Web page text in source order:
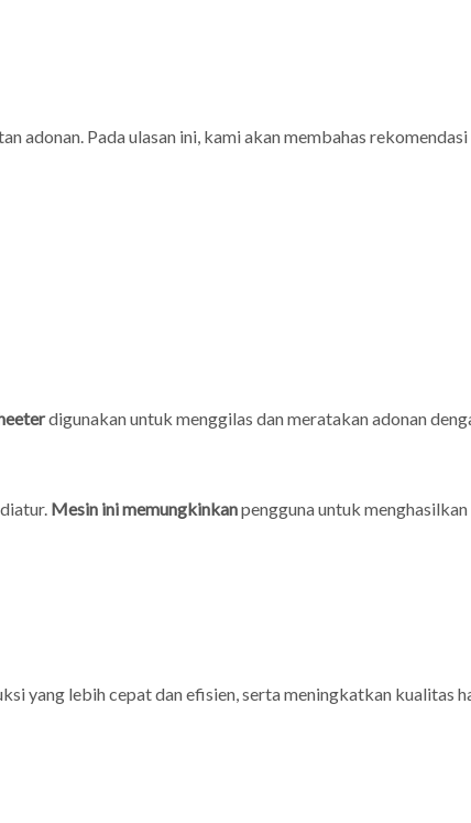
adonan. Pada ulasan ini, kami akan membahas rekomendasi
digunakan untuk menggilas dan meratakan adonan
Mesin ini memungkinkanpengguna untuk
yang lebih cepat dan efisien, serta meningkatkan kualitas